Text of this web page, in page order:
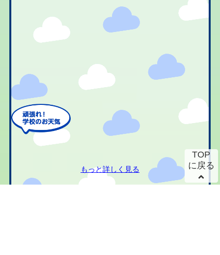
もっと詳しく見る
TOP
に戻る